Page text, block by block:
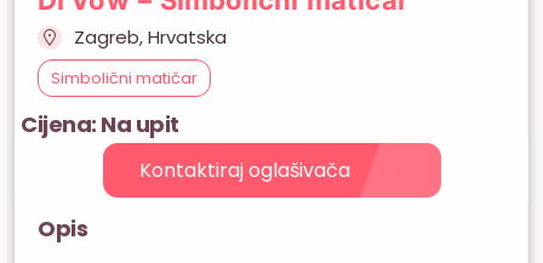
Zagreb, Hrvatska
Simbolični matičar
Cijena: Na upit
Kontaktiraj oglašivača
Opis